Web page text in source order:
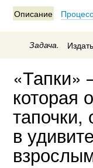
Описание Процесс
Задача.
«Тапки»
которая
тапочки,
в